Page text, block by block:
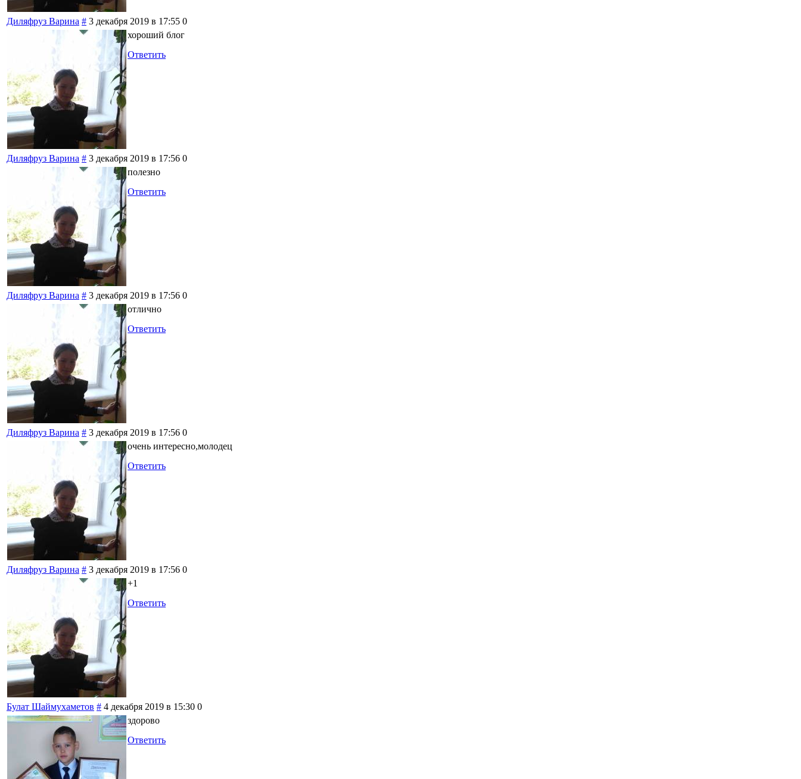
Диляфруз Варина # 3 декабря 2019 в 17:55 0
хороший блог
Ответить
Диляфруз Варина # 3 декабря 2019 в 17:56 0
полезно
Ответить
Диляфруз Варина # 3 декабря 2019 в 17:56 0
отлично
Ответить
Диляфруз Варина # 3 декабря 2019 в 17:56 0
очень интересно,молодец
Ответить
Диляфруз Варина # 3 декабря 2019 в 17:56 0
+1
Ответить
Булат Шаймухаметов # 4 декабря 2019 в 15:30 0
здорово
Ответить